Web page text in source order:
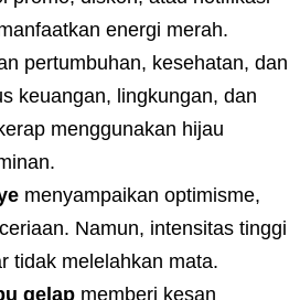
energi merah.
pertumbuhan, kesehatan, dan
keuangan, lingkungan, dan
menggunakan hijau
menyampaikan optimisme,
Namun, intensitas tinggi
tidak melelahkan mata.
gelap memberi kesan